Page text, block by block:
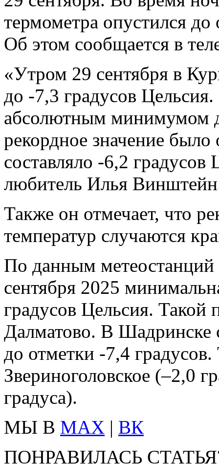
термометра опустился
Об этом сообщается в
«Утром 29 сентября в
до -7,3 градусов
абсолютным минимумом
рекордное значение
составляло -6,2
любитель Илья
Также он отмечает, что
температур случаются
По данным метеостанций
сентября 2025
градусов Цельсия. Такой
Далматово. В Шадринске
до отметки -7,4 градусов.
Звериноголовское (–2,0
градуса).
МЫ В MAX | ВК
ПОНРАВИЛАСЬ